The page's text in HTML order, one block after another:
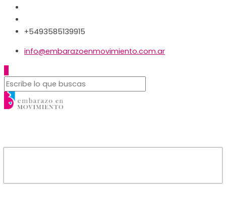
+5493585139915
info@embarazoenmovimiento.com.ar
0